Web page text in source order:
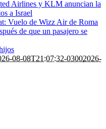
Airlines y KLM anuncian la
a Israel
Vuelo de Wizz Air de Roma
de que un pasajero se
08-08T21:07:32-03002026-